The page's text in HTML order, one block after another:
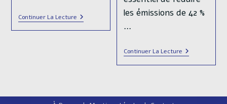
Continuer La LectureIncendies,
Comment
Los
les émissions de 42 %
…
Continuer La Lecture«
Le
Moment
Faire